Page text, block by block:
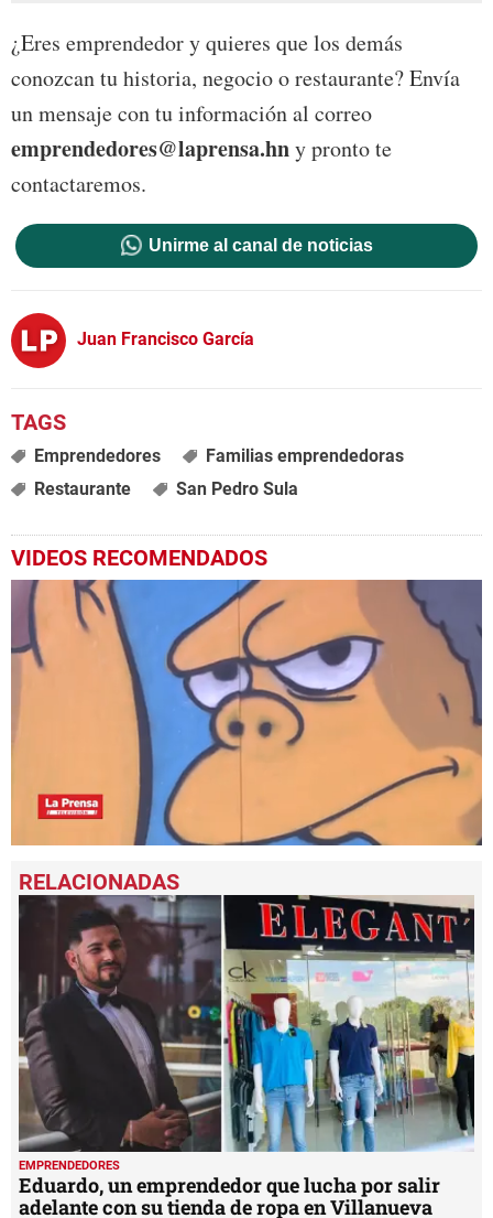
¿Eres emprendedor y quieres que los demás
conozcan tu historia, negocio o restaurante? Envía
un mensaje con tu información al correo
emprendedores@laprensa.hny pronto te
contactaremos.
Unirme al canal de noticias
Juan Francisco García
Emprendedores
Familias emprendedoras
Restaurante
San Pedro Sula
VIDEOS RECOMENDADOS
seconds
of
4
minutes,
seconds
EMPRENDEDORES
Eduardo, un emprendedor que lucha por salir
adelante con su tienda de ropa en Villanueva